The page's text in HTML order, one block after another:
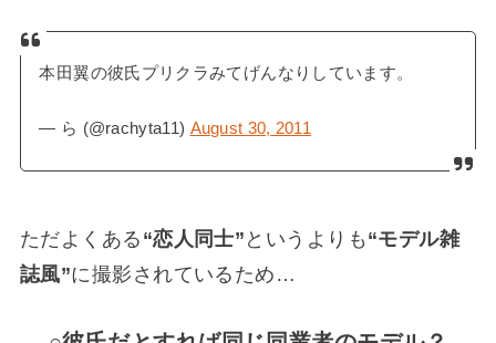
本田翼の彼氏プリクラみてげんなりしています。
— ら (@rachyta11) August 30, 2011
ただよくある “恋人同士” というよりも “モデル雑
誌風”に撮影されているため…